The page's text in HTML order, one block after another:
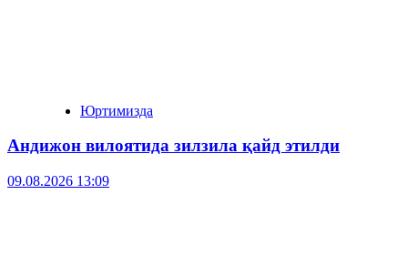
Юртимизда
Андижон вилоятида зилзила қайд этилди
09.08.2026 13:09